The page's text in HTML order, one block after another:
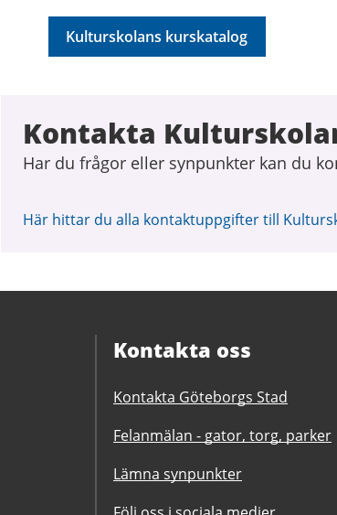
Kulturskolans kurskatalog
Kontakta
Har du frågor eller synpunkter kan du
Här hittar du alla kontaktuppgifter till
Kontakta oss
Kontakta Göteborgs Stad
Felanmälan - gator, torg, parker
Lämna synpunkter